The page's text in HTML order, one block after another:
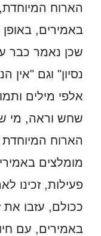
הארוח
באמירים,
שכן נאמר כבר
נסיון" וגם "אין
אלפי מילים
שחש וראה, מי
הארוח המיוחדת
מומלצים
פעילות, זכינו
ככולם, עזבו את
באמירים, עם